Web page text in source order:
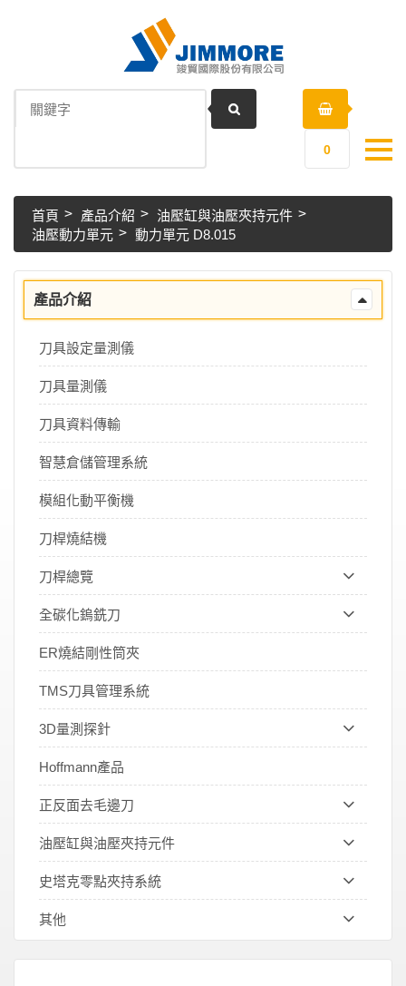
0
首頁 產品介紹
油壓缸與油壓夾持元件
油壓動力單元
動力單元 D8.015
產品介紹
刀具設定量測儀
刀具量測儀
刀具資料傳輸
智慧倉儲管理系統
模組化動平衡機
刀桿燒結機
刀桿總覽
全碳化鎢銑刀
ER燒結剛性筒夾
TMS刀具管理系統
3D量測探針
Hoffmann產品
正反面去毛邊刀
油壓缸與油壓夾持元件
史塔克零點夾持系統
其他